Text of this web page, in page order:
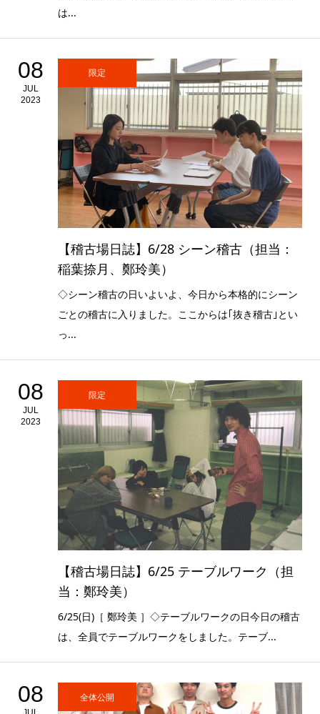
は...
08
JUL
2023
限定
【稽古場日誌】6/28 シーン稽古（担当：
稲葉捺月、鄭玲美）
◇シーン稽古の日いよいよ、今日から本格的にシーン
ごとの稽古に入りました。ここからは｢抜き稽古｣とい
っ...
08
JUL
2023
限定
【稽古場日誌】6/25 テーブルワーク（担
当：鄭玲美）
6/25(日)［ 鄭玲美 ］◇テーブルワークの日今日の稽古
は、全員でテーブルワークをしました。テーブ...
08 全体公開